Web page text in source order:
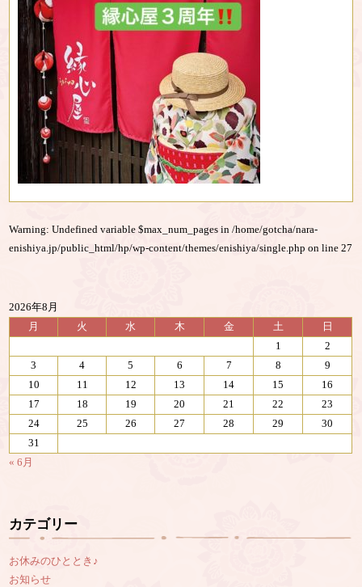
Warning: Undefined variable $max_num_pages in/home/gotcha/nara-
enishiya.jp/public_html/hp/wp-content/themes/enishiya/single.php on line27
2026年8月
月
火 水 木 金 土
日
1
2
3
4 5 6 7 8
9
10
11 12 13 14 15
16
17
18 19 20 21 22
23
24
25 26 27 28 29
30
31
« 6月
カテゴリー
お休みのひととき♪
お知らせ